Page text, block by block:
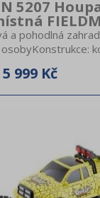
5207
a pohodlná
k
5 999 Kč